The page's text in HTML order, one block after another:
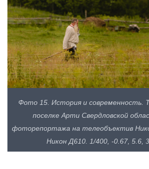
Фото 15. История и современность.
поселке Арти Свердловской
фоторепортажа на телеобъектив
Никон Д610. 1/400, -0.67, 5.6,